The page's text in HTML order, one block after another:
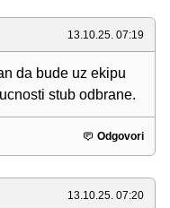
13.10.25. 07:19
da bude uz ekipu
stub odbrane.
Odgovori
13.10.25. 07:20